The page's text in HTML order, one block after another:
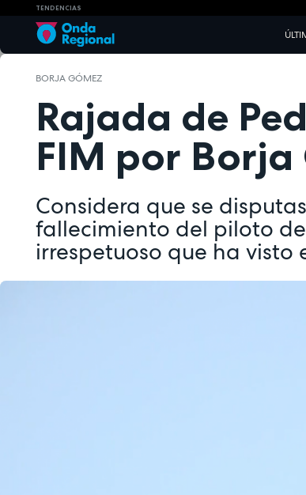
TENDENCIAS
BORJA GÓMEZ
Rajada de
FIM por Borja
Considera que se
fallecimiento del piloto
irrespetuoso que ha visto